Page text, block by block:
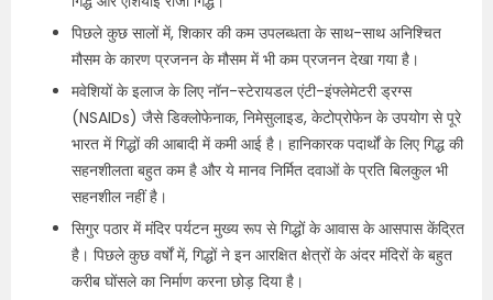
पिछले कुछ सालों में, शिकार की कम उपलब्धता के साथ-साथ अनिश्चित
मौसम के कारण प्रजनन के मौसम में भी कम प्रजनन देखा गया है।
मवेशियों के इलाज के लिए नॉन-स्टेरायडल एंटी-इंफ्लेमेटरी ड्रग्स
(NSAIDs) जैसे डिक्लोफेनाक, निमेसुलाइड, केटोप्रोफेन के उपयोग से पूरे
भारत में गिद्धों की आबादी में कमी आई है। हानिकारक पदार्थों के लिए गिद्ध की
सहनशीलता बहुत कम है और ये मानव निर्मित दवाओं के प्रति बिलकुल भी
सहनशील नहीं है।
सिगुर पठार में मंदिर पर्यटन मुख्य रूप से गिद्धों के आवास के आसपास केंद्रित
है। पिछले कुछ वर्षों में, गिद्धों ने इन आरक्षित क्षेत्रों के अंदर मंदिरों के बहुत
करीब घोंसले का निर्माण करना छोड़ दिया है।